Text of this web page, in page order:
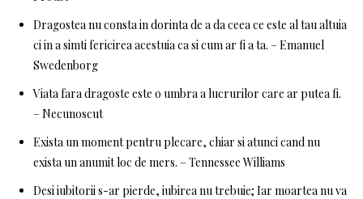
Dragostea nu consta in dorinta de a da ceea ce este al tau altuia
ci in a simti fericirea acestuia ca si cum ar fi a ta. – Emanuel
Swedenborg
Viata fara dragoste este o umbra a lucrurilor care ar putea fi.
– Necunoscut
Exista un moment pentru plecare, chiar si atunci cand nu
exista un anumit loc de mers. – Tennessee Williams
Desi iubitorii s-ar pierde, iubirea nu trebuie; Iar moartea nu va